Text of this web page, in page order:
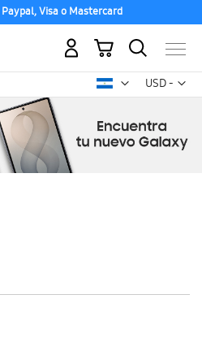
Visa o Mastercard
USD -
dólar
Mi carrito